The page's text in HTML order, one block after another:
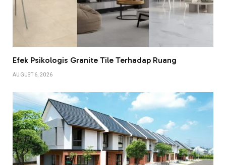
Efek Psikologis Granite Tile Terhadap Ruang
AUGUST 6, 2026